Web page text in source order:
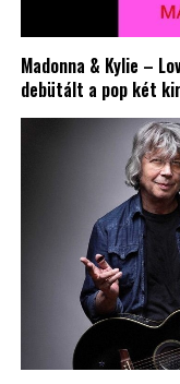
Madonna & Kylie –
debütált a pop két